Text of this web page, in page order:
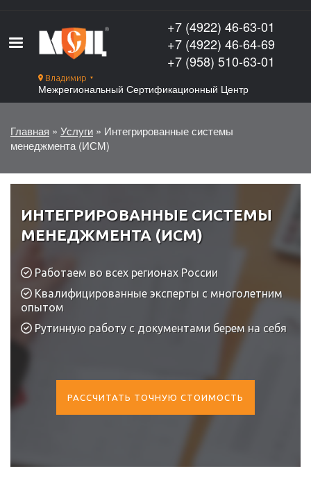
основному
содержанию
Владимир ▼
Межрегиональный Сертификационный Центр
+7 (4922) 46-63-01
+7 (4922) 46-64-69
+7 (958) 510-63-01
Строка
Главная Услуги
Интегрированные системы
менеджмента (ИСМ)
ИНТЕГРИРОВАННЫЕ СИСТЕМЫ
МЕНЕДЖМЕНТА (ИСМ)
Работаем во всех регионах России
Квалифицированные эксперты с многолетним
опытом
Рутинную работу с документами берем на себя
РАССЧИТАТЬ ТОЧНУЮ СТОИМОСТЬ